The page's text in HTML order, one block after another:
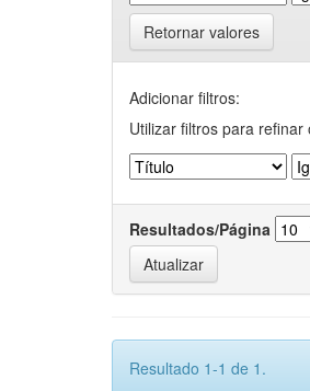
Retornar valores
Adicionar filtros:
Utilizar filtros para
Resultados/Página
Resultado 1-1 de 1.